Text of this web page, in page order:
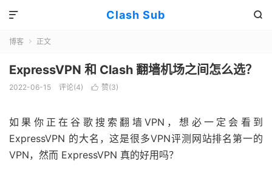
Clash Sub 

博客  正文
ExpressVPN 和 Clash 翻墙机场之间怎么选？
2022-06-15 评论(4)  赞(3)
如果你正在谷歌搜索翻墙VPN，想必一定会看到
ExpressVPN 的大名，这是很多VPN评测网站排名第一的
VPN，然而 ExpressVPN 真的好用吗？